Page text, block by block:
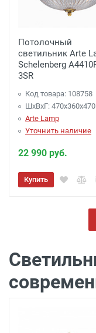
Потолочный
светильник Arte
Schelenberg
3SR
Код товара: 108758
ШхВхГ:
Arte Lamp
Уточнить наличие
22 990 руб.
Купить